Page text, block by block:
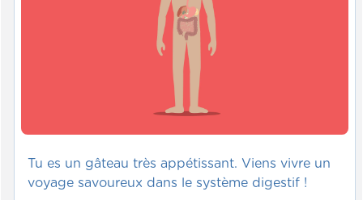
Tu es un gâteau très appétissant. Viens vivre un
voyage savoureux dans le système digestif !